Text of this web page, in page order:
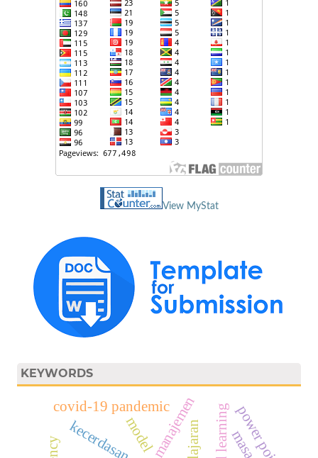
View MyStat
KEYWORDS
manajemen
model
covid-19 pandemic power point